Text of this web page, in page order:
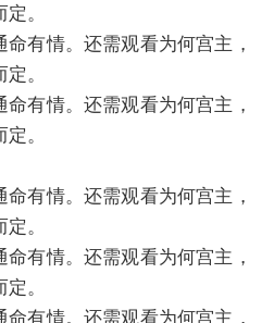
。
有情。还需观看为何宫主，
。
有情。还需观看为何宫主，
。
有情。还需观看为何宫主，
。
有情。还需观看为何宫主，
。
有情。还需观看为何宫主，